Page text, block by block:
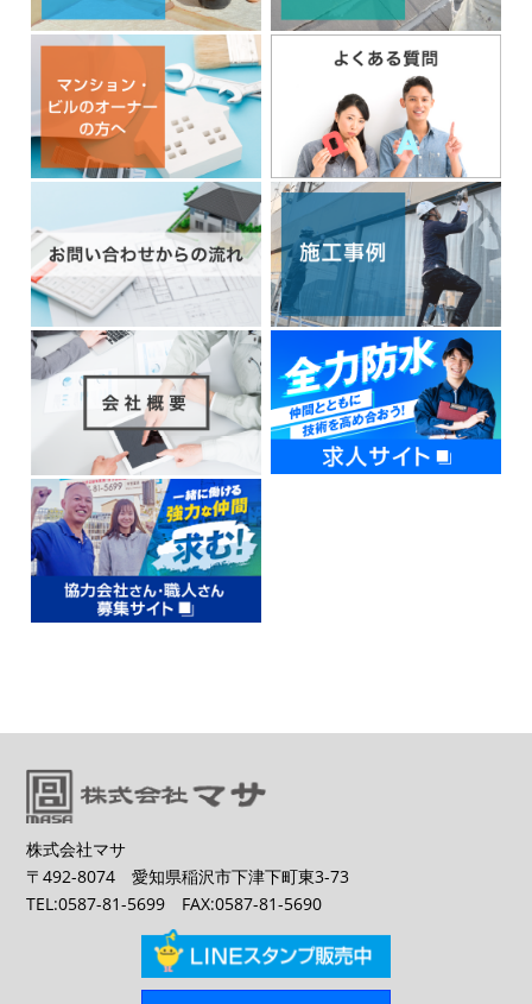
株式会社マサ
〒492-8074 愛知県稲沢市下津下町東3-73
TEL:0587-81-5699 FAX:0587-81-5690